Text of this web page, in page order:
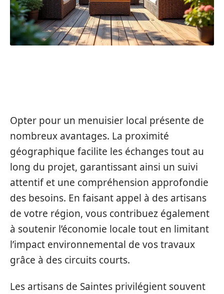
Opter pour un menuisier local présente de
nombreux avantages. La proximité
géographique facilite les échanges tout au
long du projet, garantissant ainsi un suivi
attentif et une compréhension approfondie
des besoins. En faisant appel à des artisans
de votre région, vous contribuez également
à soutenir l’économie locale tout en limitant
l’impact environnemental de vos travaux
grâce à des circuits courts.
Les artisans de Saintes privilégient souvent